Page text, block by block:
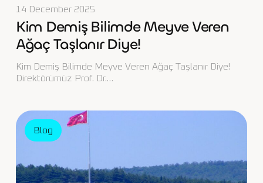
14 December 2025
Kim Demiş Bilimde Meyve Veren
Ağaç Taşlanır Diye!
Kim Demiş Bilimde Meyve Veren Ağaç Taşlanır Diye!
Direktörümüz Prof. Dr.…
Blog